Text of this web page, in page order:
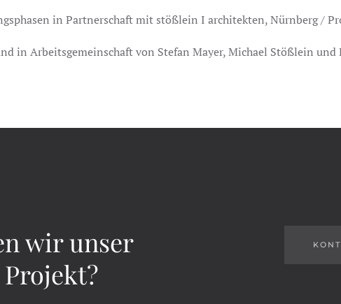
in Partnerschaft mit stößlein I architekten, Nürnberg /
in Arbeitsgemeinschaft von Stefan Mayer, Michael Stößlein
wir unser